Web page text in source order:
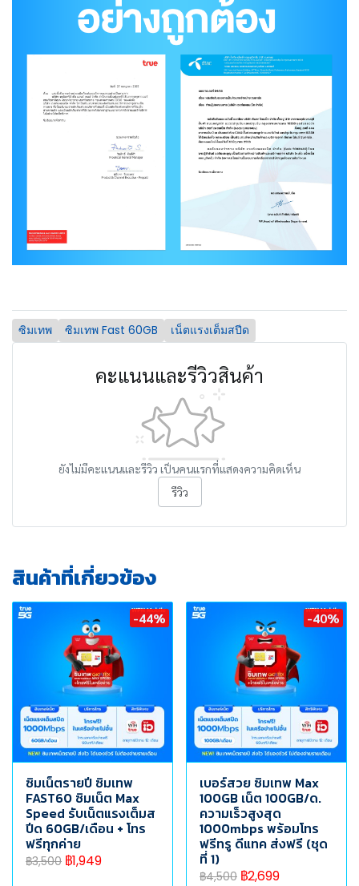
ซิมเทพ ซิมเทพ Fast 60GB เน็ตแรงเต็มสปีด
คะแนนและรีวิวสินค้า
ยังไม่มีคะแนนและรีวิว เป็นคนแรกที่แสดงความคิดเห็น
รีวิว
สินค้าที่เกี่ยวข้อง
-44%
ซิมเน็ตรายปี ซิมเทพ
FAST60 ซิมเน็ต Max
Speed รับเน็ตแรงเต็มส
ปีด 60GB/เดือน + โทร
ฟรีทุกค่าย
฿3,500 ฿1,949
-40%
เบอร์สวย ซิมเทพ Max
100GB เน็ต 100GB/ด.
ความเร็วสูงสุด
1000mbps พร้อมโทร
ฟรีทรู ดีแทค ส่งฟรี (ชุด
ที่ 1)
฿4,500 ฿2,699